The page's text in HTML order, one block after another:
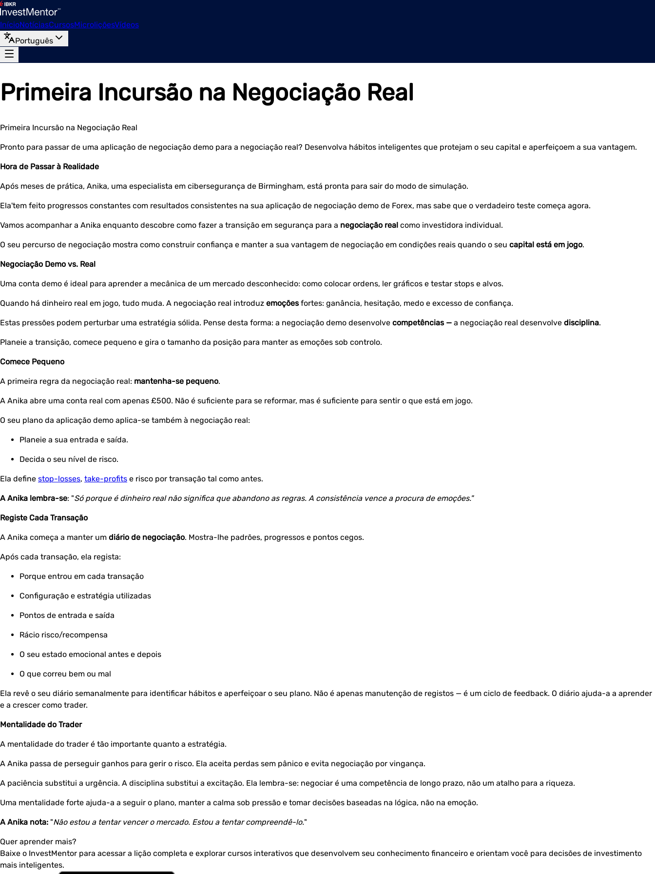
InícioNotíciasCursosMicroliçõesVídeos
Português
Primeira Incursão na Negociação Real
Primeira Incursão na Negociação Real
Pronto para passar de uma aplicação de negociação demo para a negociação real? Desenvolva hábitos inteligentes que protejam o seu capital e aperfeiçoem a sua vantagem.
Hora de Passar à Realidade
Após meses de prática, Anika, uma especialista em cibersegurança de Birmingham, está pronta para sair do modo de simulação.
Ela'tem feito progressos constantes com resultados consistentes na sua aplicação de negociação demo de Forex, mas sabe que o verdadeiro teste começa agora.
Vamos acompanhar a Anika enquanto descobre como fazer a transição em segurança para a negociação real como investidora individual.
O seu percurso de negociação mostra como construir confiança e manter a sua vantagem de negociação em condições reais quando o seu capital está em jogo.
Negociação Demo vs. Real
Uma conta demo é ideal para aprender a mecânica de um mercado desconhecido: como colocar ordens, ler gráficos e testar stops e alvos.
Quando há dinheiro real em jogo, tudo muda. A negociação real introduz emoçõesfortes: ganância, hesitação, medo e excesso de confiança.
Estas pressões podem perturbar uma estratégia sólida. Pense desta forma: a negociação demo desenvolve competências — a negociação real desenvolve disciplina.
Planeie a transição, comece pequeno e gira o tamanho da posição para manter as emoções sob controlo.
Comece Pequeno
A primeira regra da negociação real: mantenha-se pequeno.
A Anika abre uma conta real com apenas £500. Não é suficiente para se reformar, mas é suficiente para sentir o que está em jogo.
O seu plano da aplicação demo aplica-se também à negociação real:
Planeie a sua entrada e saída.
Decida o seu nível de risco.
Ela define stop-losses, take-profits e risco por transação tal como antes.
A Anika lembra-se: "Só porque é dinheiro real não significa que abandono as regras. A consistência vence a procura de emoções."
Registe Cada Transação
A Anika começa a manter um diário de negociação. Mostra-lhe padrões, progressos e pontos cegos.
Após cada transação, ela regista:
Porque entrou em cada transação
Configuração e estratégia utilizadas
Pontos de entrada e saída
Rácio risco/recompensa
O seu estado emocional antes e depois
O que correu bem ou mal
Ela revê o seu diário semanalmente para identificar hábitos e aperfeiçoar o seu plano. Não é apenas manutenção de registos — é um ciclo de feedback. O diário ajuda-a a aprender
e a crescer como trader.
Mentalidade do Trader
A mentalidade do trader é tão importante quanto a estratégia.
A Anika passa de perseguir ganhos para gerir o risco. Ela aceita perdas sem pânico e evita negociação por vingança.
A paciência substitui a urgência. A disciplina substitui a excitação. Ela lembra-se: negociar é uma competência de longo prazo, não um atalho para a riqueza.
Uma mentalidade forte ajuda-a a seguir o plano, manter a calma sob pressão e tomar decisões baseadas na lógica, não na emoção.
A Anika nota: "Não estou a tentar vencer o mercado. Estou a tentar compreendê-lo."
Quer aprender mais?
Baixe o InvestMentor para acessar a lição completa e explorar cursos interativos que desenvolvem seu conhecimento financeiro e orientam você para decisões de investimento
mais inteligentes.